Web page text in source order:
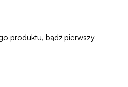
produktu, bądź pierwszy